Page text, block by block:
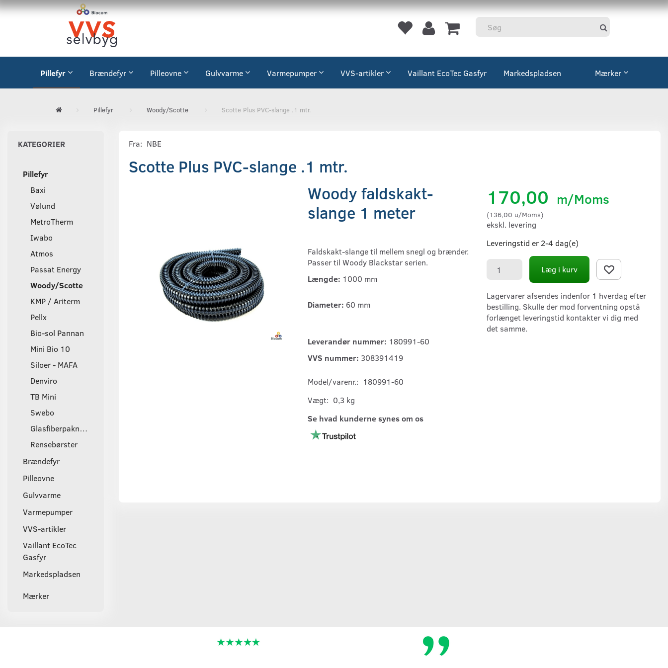
Pillefyr Brændefyr Pilleovne Gulvvarme Varmepumper VVS-artikler Vaillant EcoTec Gasfyr Markedspladsen Mærker
Pillefyr Woody/Scotte Scotte Plus PVC-slange .1 mtr.
KATEGORIER
Pillefyr
Baxi
Vølund
MetroTherm
Iwabo
Atmos
Passat Energy
Woody/Scotte
KMP / Ariterm
Pellx
Bio-sol Pannan
Mini Bio 10
Siloer - MAFA
Denviro
TB Mini
Swebo
Glasfiberpakninger
Rensebørster
Brændefyr
Pilleovne
Gulvvarme
Varmepumper
VVS-artikler
Vaillant EcoTec
Gasfyr
Markedspladsen
Mærker
Fra: NBE
Scotte Plus PVC-slange .1 mtr.
Woody faldskakt-
slange 1 meter
Faldskakt-slange til mellem snegl og brænder.
Passer til Woody Blackstar serien.
Længde: 1000 mm
Diameter: 60 mm
Leverandør nummer: 180991-60
VVS nummer: 308391419
Model/varenr.: 180991-60
Vægt: 0,3 kg
Se hvad kunderne synes om os
170,00 m/Moms
(136,00 u/Moms)
ekskl. levering
Leveringstid er 2-4 dag(e)
Læg i kurv
Lagervarer afsendes indenfor 1 hverdag efter
bestilling. Skulle der mod forventning opstå
forlænget leveringstid kontakter vi dig med
det samme.